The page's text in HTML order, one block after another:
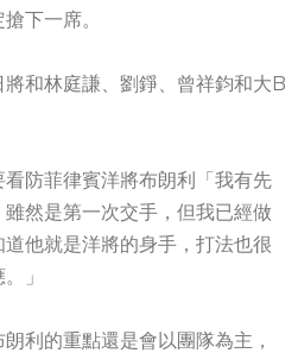
下一席。
和林庭謙、劉錚、曾祥鈞和大B
防菲律賓洋將布朗利「我有先
然是第一次交手，但我已經做
他就是洋將的身手，打法也很
」
利的重點還是會以團隊為主，